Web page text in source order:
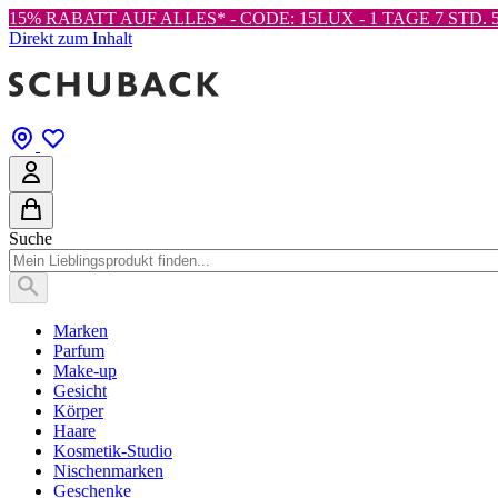
15% RABATT AUF ALLES* - CODE: 15LUX - 1 TAGE 7 STD.
Direkt zum Inhalt
Suche
Marken
Parfum
Make-up
Gesicht
Körper
Haare
Kosmetik-Studio
Nischenmarken
Geschenke